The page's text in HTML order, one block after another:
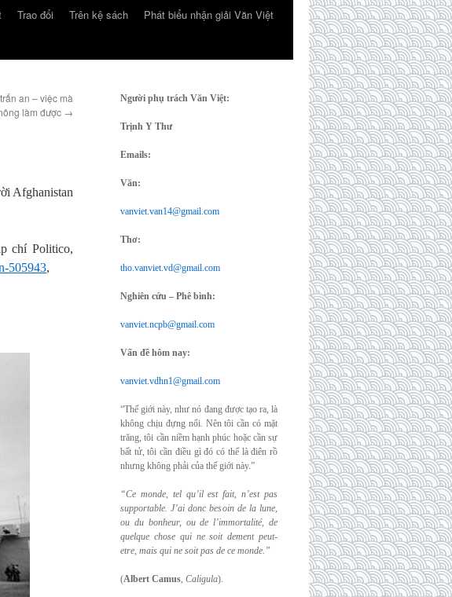
Trao đổi Trên kệ sách
Phát biểu nhận giải Văn Việt
an – việc mà
làm được →
Afghanistan
chí Politico,
505943,
Người phụ trách Văn Việt:
Trịnh Y Thư
Emails:
Văn:
vanviet.van14@gmail.com
Thơ:
tho.vanviet.vd@gmail.com
Nghiên cứu – Phê bình:
vanviet.ncpb@gmail.com
Vấn đề hôm nay:
vanviet.vdhn1@gmail.com
“Thế giới này, như nó đang được tạo ra, là
không chịu đựng nổi. Nên tôi cần có mặt
trăng, tôi cần niềm hạnh phúc hoặc cần sự
bất tử, tôi cần điều gì đó có thể là điên rồ
nhưng không phải của thế giới này.”
“Ce monde, tel qu’il est fait, n’est pas
supportable. J’ai donc besoin de la lune,
ou du bonheur, ou de l’immortalité, de
quelque chose qui ne soit dement peut-
etre, mais qui ne soit pas de ce monde.”
(Albert Camus, Caligula).